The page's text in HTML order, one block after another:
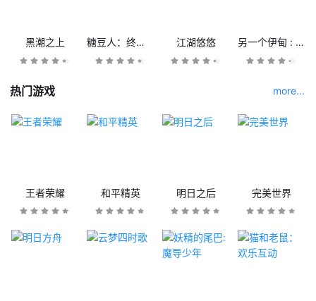
黑潮之上 糖豆人：终极淘汰赛 江湖悠悠 另一个伊甸 : 超越时空的猫
热门游戏 more...
王者荣耀 和平精英 明日之后 完美世界